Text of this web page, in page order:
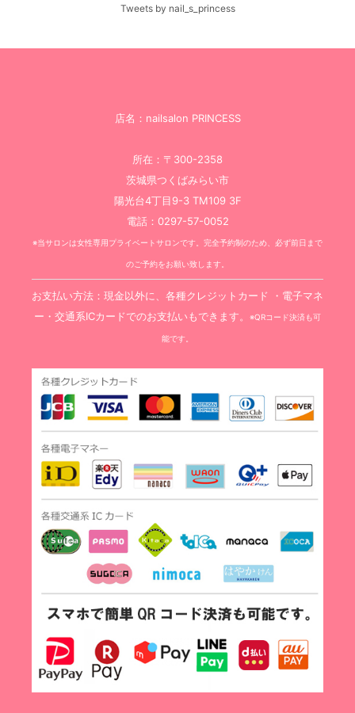
Tweets by nail_s_princess
店名：nailsalon PRINCESS
所在：〒300-2358
茨城県つくばみらい市
陽光台4丁目9-3 TM109 3F
電話：0297-57-0052
※当サロンは女性専用プライベートサロンです。完全予約制のため、必ず前日まで
のご予約をお願い致します。
お支払い方法：現金以外に、各種クレジットカード ・電子マネ
ー・交通系ICカードでのお支払いもできます。
※QRコード決済も可
能です。